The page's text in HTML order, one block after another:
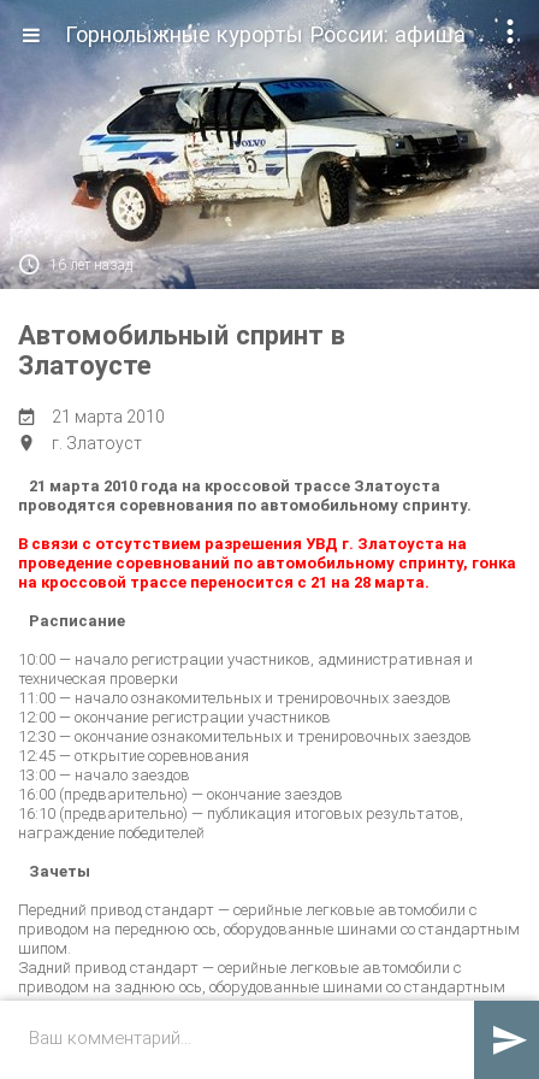

Горнолыжные курорты России: афиша
 16 лет назад
Автомобильный спринт в
Златоусте
 21 марта 2010
 г. Златоуст
21 марта 2010 года на кроссовой трассе Златоуста
проводятся соревнования по автомобильному спринту.
В связи с отсутствием разрешения УВД г. Златоуста на
проведение соревнований по автомобильному спринту, гонка
на кроссовой трассе переносится с 21 на 28 марта.
Расписание
10:00 — начало регистрации участников, административная и
техническая проверки
11:00 — начало ознакомительных и тренировочных заездов
12:00 — окончание регистрации участников
12:30 — окончание ознакомительных и тренировочных заездов
12:45 — открытие соревнования
13:00 — начало заездов
16:00 (предварительно) — окончание заездов
16:10 (предварительно) — публикация итоговых результатов,
награждение победителей
Зачеты
Передний привод стандарт — серийные легковые автомобили с
приводом на переднюю ось, оборудованные шинами со стандартным
шипом.
Задний привод стандарт — серийные легковые автомобили с
приводом на заднюю ось, оборудованные шинами со стандартным
шипом.
Абсолют — серийные легковые автомобили с приводом на одну ось;
автомобили, оборудованные каркасом безопасности; СКА «Багги»;